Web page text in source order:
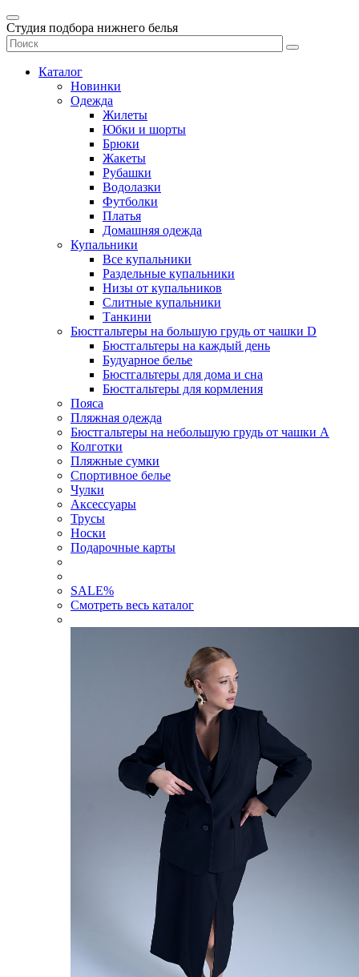
Студия подбора нижнего белья
Каталог
Новинки
Одежда
Жилеты
Юбки и шорты
Брюки
Жакеты
Рубашки
Водолазки
Футболки
Платья
Домашняя одежда
Купальники
Все купальники
Раздельные купальники
Низы от купальников
Слитные купальники
Танкини
Бюстгальтеры на большую грудь от чашки D
Бюстгальтеры на каждый день
Будуарное белье
Бюстгальтеры для дома и сна
Бюстгальтеры для кормления
Пояса
Пляжная одежда
Бюстгальтеры на небольшую грудь от чашки А
Колготки
Пляжные сумки
Спортивное белье
Чулки
Аксессуары
Трусы
Носки
Подарочные карты
SALE%
Смотреть весь каталог